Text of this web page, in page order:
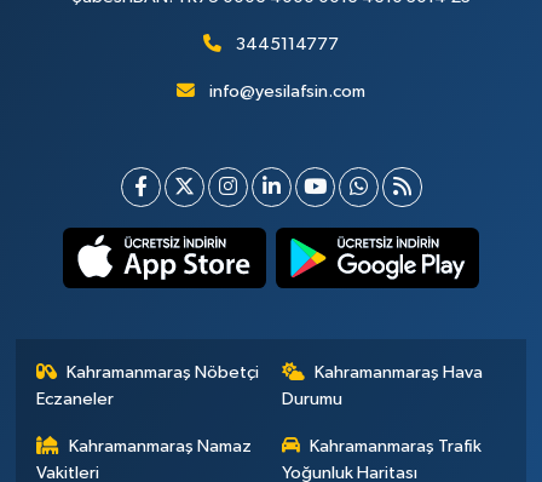
3445114777
info@yesilafsin.com
Kahramanmaraş Nöbetçi
Eczaneler
Kahramanmaraş Hava
Durumu
Kahramanmaraş Namaz
Vakitleri
Kahramanmaraş Trafik
Yoğunluk Haritası